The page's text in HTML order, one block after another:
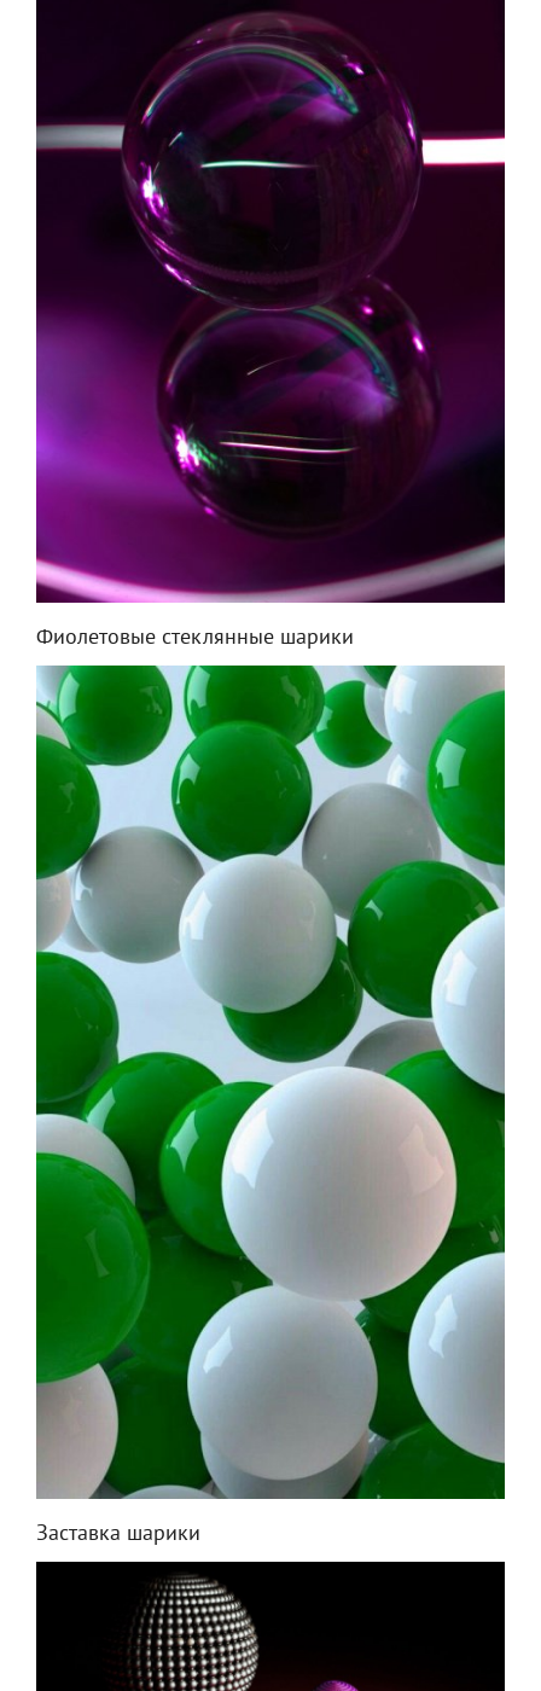
Фиолетовые стеклянные шарики
Заставка шарики